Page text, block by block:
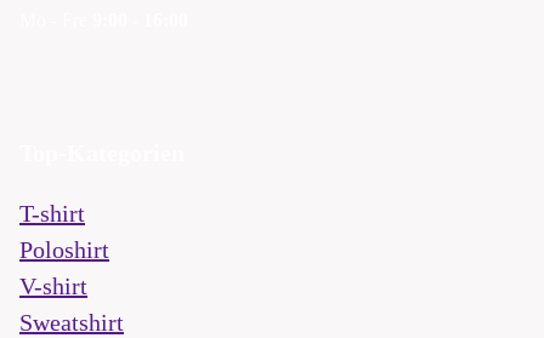
T-shirt
Poloshirt
V-shirt
Sweatshirt